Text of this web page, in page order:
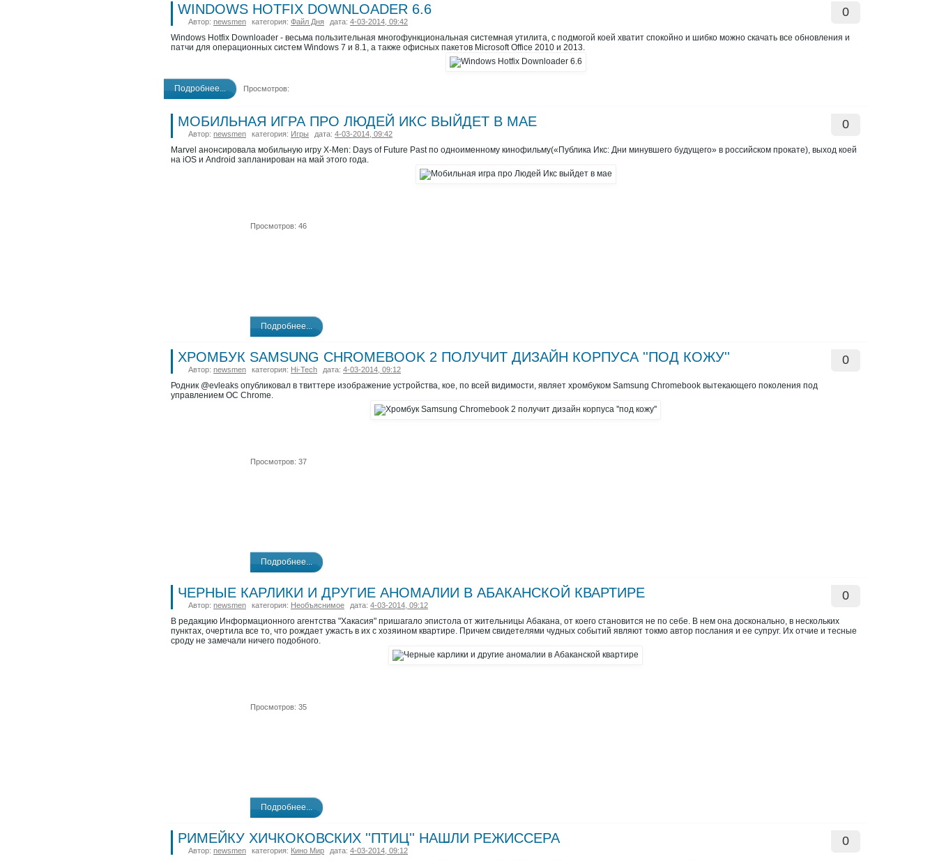
0
WINDOWS HOTFIX DOWNLOADER 6.6
Автор: newsmen категория: Файл Дня дата: 4-03-2014, 09:42
Windows Hotfix Downloader - весьма пользительная многофункциональная системная утилита, с подмогой коей хватит спокойно и шибко можно скачать все обновления и
патчи для операционных систем Windows 7 и 8.1, а также офисных пакетов Microsoft Office 2010 и 2013.
Подробнее... Просмотров:
0
МОБИЛЬНАЯ ИГРА ПРО ЛЮДЕЙ ИКС ВЫЙДЕТ В МАЕ
Автор: newsmen категория: Игры дата: 4-03-2014, 09:42
Marvel анонсировала мобильную игру X-Men: Days of Future Past по одноименному кинофильму(«Публика Икс: Дни минувшего будущего» в российском прокате), выход коей
на iOS и Android запланирован на май этого года.
Подробнее...
Просмотров: 46
0
ХРОМБУК SAMSUNG CHROMEBOOK 2 ПОЛУЧИТ ДИЗАЙН КОРПУСА ''ПОД КОЖУ''
Автор: newsmen категория: Hi-Tech дата: 4-03-2014, 09:12
Родник @evleaks опубликовал в твиттере изображение устройства, кое, по всей видимости, являет хромбуком Samsung Chromebook вытекающего поколения под
управлением ОС Chrome.
Подробнее...
Просмотров: 37
0
ЧЕРНЫЕ КАРЛИКИ И ДРУГИЕ АНОМАЛИИ В АБАКАНСКОЙ КВАРТИРЕ
Автор: newsmen категория: Необъяснимое дата: 4-03-2014, 09:12
В редакцию Информационного агентства "Хакасия" пришагало эпистола от жительницы Абакана, от коего становится не по себе. В нем она досконально, в нескольких
пунктах, очертила все то, что рождает ужасть в их с хозяином квартире. Причем свидетелями чудных событий являют токмо автор послания и ее супруг. Их отчие и тесные
сроду не замечали ничего подобного.
Подробнее...
Просмотров: 35
0
РИМЕЙКУ ХИЧКОКОВСКИХ ''ПТИЦ'' НАШЛИ РЕЖИССЕРА
Автор: newsmen категория: Кино Мир дата: 4-03-2014, 09:12